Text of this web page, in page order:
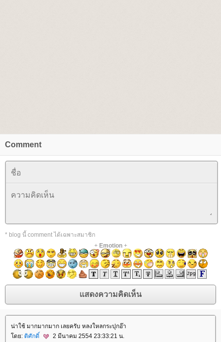
Comment
* blog นี้ comment ได้เฉพาะสมาชิก
+ Emotion+
น่าใช้ มากมากมาก เลยครับ หลงใหลกระปุกอ๊า
ดย: ติศักดิ์ 2 มีนาคม 2554 23:33:21 น.